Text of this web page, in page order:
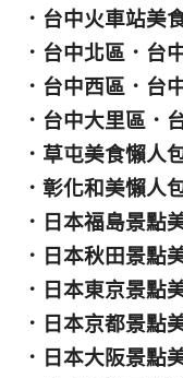
． 台中火車站美
． 台中北區 ． 台
． 台中西區 ． 台
． 台中大里區 ．
． 草屯美食懶人
． 彰化和美懶人
． 日本福島景點
． 日本秋田景點
． 日本東京景點
． 日本京都景點
． 日本大阪景點